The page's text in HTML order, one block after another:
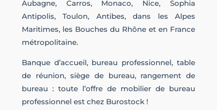
Aubagne, Carros, Monaco, Nice, Sophia
Antipolis, Toulon, Antibes, dans les Alpes
Maritimes, les Bouches du Rhône et en France
métropolitaine.
Banque d’accueil, bureau professionnel, table
de réunion, siège de bureau, rangement de
bureau : toute l’offre de mobilier de bureau
professionnel est chez Burostock !